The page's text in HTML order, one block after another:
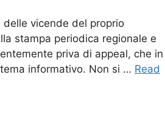
vicende del proprio
stampa periodica regionale e
priva di appeal, che in
informativo. Non si … Read